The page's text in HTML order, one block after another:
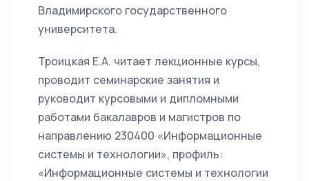
Владимирского государственного
университета.
Троицкая Е.А. читает лекционные курсы,
проводит семинарские занятия и
руководит курсовыми и дипломными
работами бакалавров и магистров по
направлению 230400 «Информационные
системы и технологии», профиль:
«Информационные системы и технологии